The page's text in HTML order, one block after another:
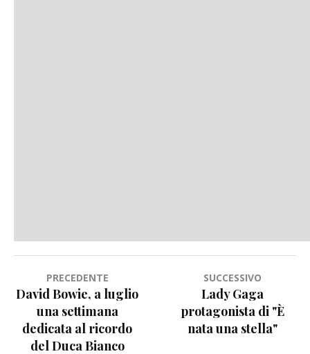
Navigazione
articoli
PRECEDENTE
David Bowie, a luglio
una settimana
dedicata al ricordo
del Duca Bianco
SUCCESSIVO
Lady Gaga
protagonista di "È
nata una stella"